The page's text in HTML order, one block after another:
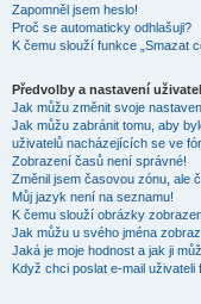
Zapomněl jsem heslo!
Proč se automaticky odhlašuji?
K čemu slouží funkce „Smazat
Předvolby a nastavení
Jak můžu změnit svoje
Jak můžu zabránit tomu, aby
uživatelů nacházejících se ve
Zobrazení časů není správné!
Změnil jsem časovou zónu, ale
Můj jazyk není na seznamu!
K čemu slouží obrázky
Jak můžu u svého jména
Jaká je moje hodnost a jak ji
Když chci poslat e-mail